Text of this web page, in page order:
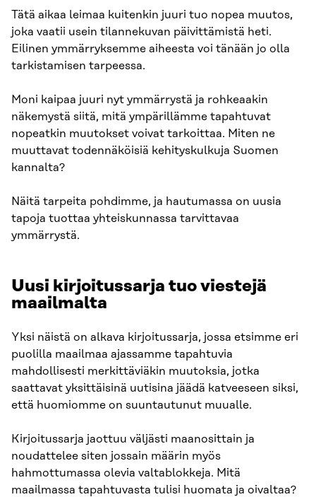
Tätä aikaa leimaa kuitenkin juuri tuo nopea muutos,
joka vaatii usein tilannekuvan päivittämistä heti.
Eilinen ymmärryksemme aiheesta voi tänään jo olla
tarkistamisen tarpeessa.
Moni kaipaa juuri nyt ymmärrystä ja rohkeaakin
näkemystä siitä, mitä ympärillämme tapahtuvat
nopeatkin muutokset voivat tarkoittaa. Miten ne
muuttavat todennäköisiä kehityskulkuja Suomen
kannalta?
Näitä tarpeita pohdimme, ja hautumassa on uusia
tapoja tuottaa yhteiskunnassa tarvittavaa
ymmärrystä.
Uusi kirjoitussarja tuo viestejä
maailmalta
Yksi näistä on alkava kirjoitussarja, jossa etsimme eri
puolilla maailmaa ajassamme tapahtuvia
mahdollisesti merkittäviäkin muutoksia, jotka
saattavat yksittäisinä uutisina jäädä katveeseen siksi,
että huomiomme on suuntautunut muualle.
Kirjoitussarja jaottuu väljästi maanosittain ja
noudattelee siten jossain määrin myös
hahmottumassa olevia valtablokkeja. Mitä
maailmassa tapahtuvasta tulisi huomata ja oivaltaa?